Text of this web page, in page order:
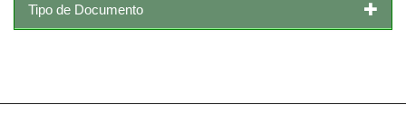
Tipo de Documento